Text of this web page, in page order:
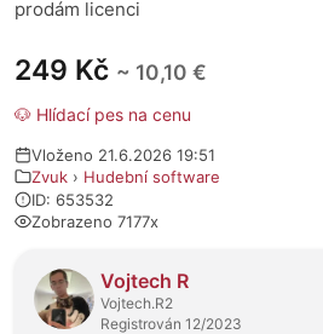
249 Kč ~ 10,10 €
🐶 Hlídací pes na cenu
Vloženo 21.6.2026 19:51
Zvuk › Hudební software
ID: 653532
Zobrazeno 7177x
O prodejci
Vojtech R
Vojtech.R2
Registrován 12/2023
prodám licenci